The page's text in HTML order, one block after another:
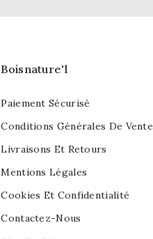
Boisnature'l
Paiement Sécurisé
Conditions Générales De Vente
Livraisons Et Retours
Mentions Légales
Cookies Et Confidentialité
Contactez-Nous